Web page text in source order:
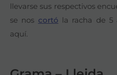
llevarse sus respectivos
se nos cortó la racha de 5
aquí.